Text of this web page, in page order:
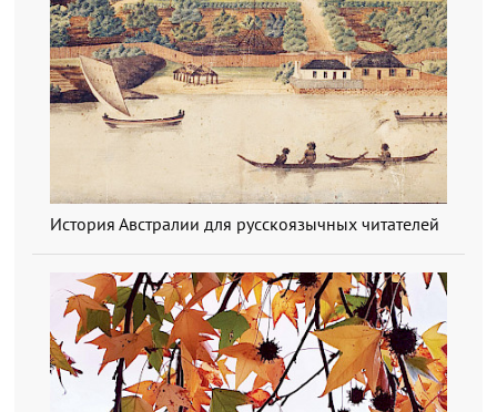
История Австралии для русскоязычных читателей